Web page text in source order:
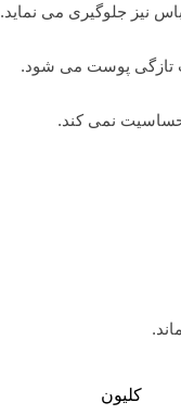
نیز جلوگیری می نماید.
تازگی پوست می شود.
نمی کند.
کلیون